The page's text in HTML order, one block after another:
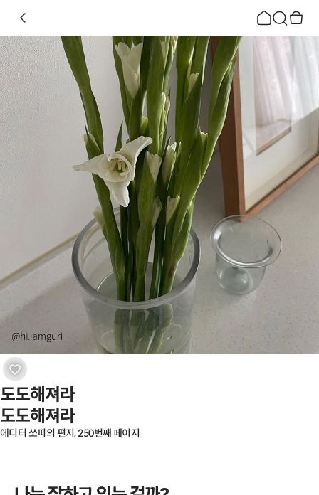
도도해져라
도도해져라
에디터 쏘피의 편지, 250번째 페이지